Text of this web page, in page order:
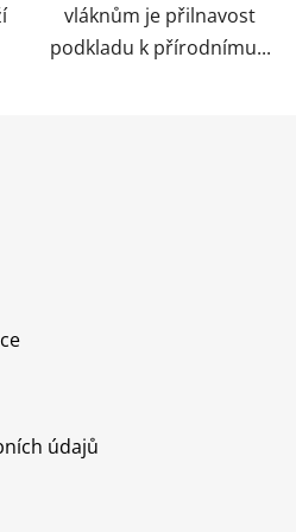
vláknům je přilnavost
podkladu k přírodnímu...
údajů